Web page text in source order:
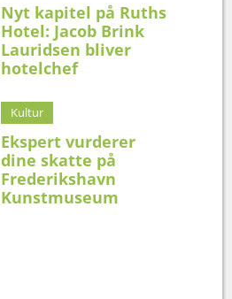
Nyt kapitel på Ruths
Hotel: Jacob Brink
Lauridsen bliver
hotelchef
Kultur
Ekspert vurderer
dine skatte på
Frederikshavn
Kunstmuseum